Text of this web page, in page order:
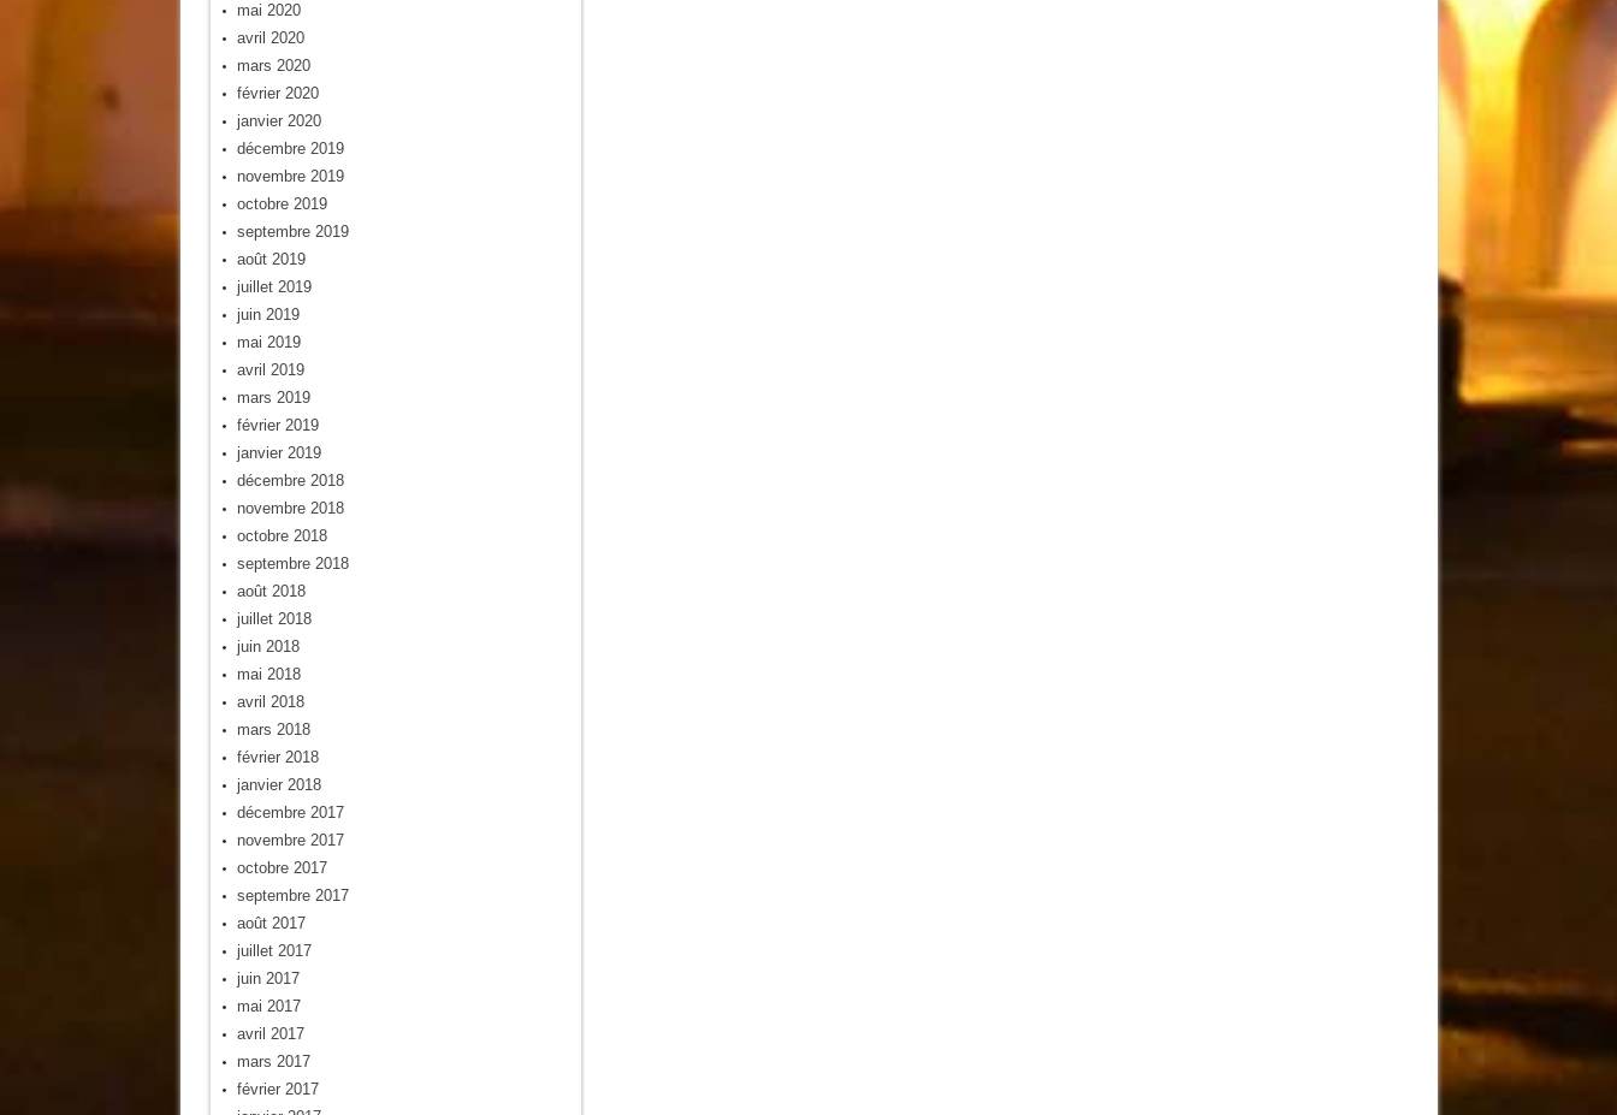
mai 2020
avril 2020
mars 2020
février 2020
janvier 2020
décembre 2019
novembre 2019
octobre 2019
septembre 2019
août 2019
juillet 2019
juin 2019
mai 2019
avril 2019
mars 2019
février 2019
janvier 2019
décembre 2018
novembre 2018
octobre 2018
septembre 2018
août 2018
juillet 2018
juin 2018
mai 2018
avril 2018
mars 2018
février 2018
janvier 2018
décembre 2017
novembre 2017
octobre 2017
septembre 2017
août 2017
juillet 2017
juin 2017
mai 2017
avril 2017
mars 2017
février 2017